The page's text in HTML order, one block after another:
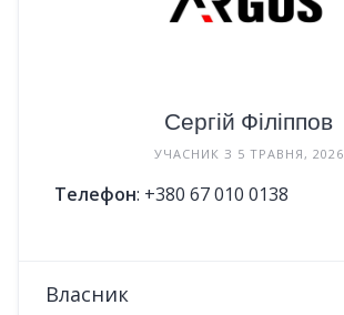
Сергій Філіппов
УЧАСНИК З 5 ТРАВНЯ, 2026
Телефон: +380 67 010 0138
Власник